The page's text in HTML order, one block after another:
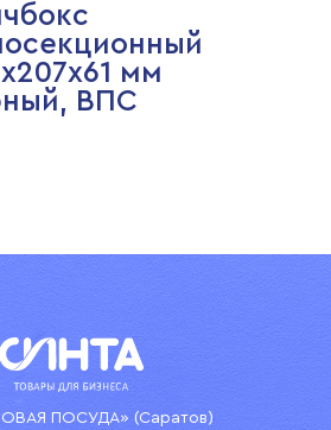
мм
ВПС
ПОСУДА» (Саратов)